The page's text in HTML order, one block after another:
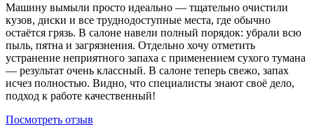
Машину вымыли просто идеально — тщательно очистили
кузов, диски и все труднодоступные места, где обычно
остаётся грязь. В салоне навели полный порядок: убрали всю
пыль, пятна и загрязнения. Отдельно хочу отметить
устранение неприятного запаха с применением сухого тумана
— результат очень классный. В салоне теперь свежо, запах
исчез полностью. Видно, что специалисты знают своё дело,
подход к работе качественный!
Посмотреть отзыв